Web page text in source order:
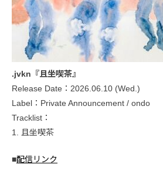
.jvkn『且坐喫茶』
Release Date：2026.06.10 (Wed.)
Label：Private Announcement / ondo
Tracklist：
1. 且坐喫茶
■配信リンク